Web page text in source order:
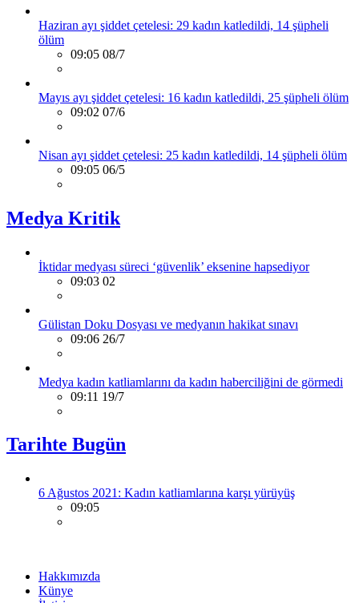
Haziran ayı şiddet çetelesi: 29 kadın katledildi, 14 şüpheli
ölüm
09:05 08/7
Mayıs ayı şiddet çetelesi: 16 kadın katledildi, 25 şüpheli ölüm
09:02 07/6
Nisan ayı şiddet çetelesi: 25 kadın katledildi, 14 şüpheli ölüm
09:05 06/5
Medya Kritik
İktidar medyası süreci ‘güvenlik’ eksenine hapsediyor
09:03 02
Gülistan Doku Dosyası ve medyanın hakikat sınavı
09:06 26/7
Medya kadın katliamlarını da kadın haberciliğini de görmedi
09:11 19/7
Tarihte Bugün
6 Ağustos 2021: Kadın katliamlarına karşı yürüyüş
09:05
Hakkımızda
Künye